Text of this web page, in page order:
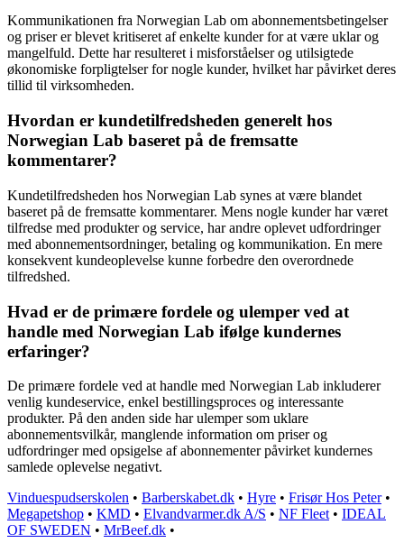
Kommunikationen fra Norwegian Lab om abonnementsbetingelser
og priser er blevet kritiseret af enkelte kunder for at være uklar og
mangelfuld. Dette har resulteret i misforståelser og utilsigtede
økonomiske forpligtelser for nogle kunder, hvilket har påvirket deres
tillid til virksomheden.
Hvordan er kundetilfredsheden generelt hos
Norwegian Lab baseret på de fremsatte
kommentarer?
Kundetilfredsheden hos Norwegian Lab synes at være blandet
baseret på de fremsatte kommentarer. Mens nogle kunder har været
tilfredse med produkter og service, har andre oplevet udfordringer
med abonnementsordninger, betaling og kommunikation. En mere
konsekvent kundeoplevelse kunne forbedre den overordnede
tilfredshed.
Hvad er de primære fordele og ulemper ved at
handle med Norwegian Lab ifølge kundernes
erfaringer?
De primære fordele ved at handle med Norwegian Lab inkluderer
venlig kundeservice, enkel bestillingsproces og interessante
produkter. På den anden side har ulemper som uklare
abonnementsvilkår, manglende information om priser og
udfordringer med opsigelse af abonnementer påvirket kundernes
samlede oplevelse negativt.
Vinduespudserskolen • Barberskabet.dk • Hyre • Frisør Hos Peter•
Megapetshop • KMD • Elvandvarmer.dk A/S • NF Fleet • IDEAL
OF SWEDEN • MrBeef.dk •